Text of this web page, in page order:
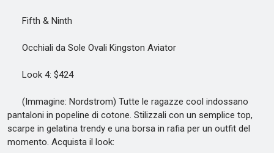
Fifth & Ninth
Occhiali da Sole Ovali Kingston Aviator
Look 4: $424
(Immagine: Nordstrom) Tutte le ragazze cool indossano
pantaloni in popeline di cotone. Stilizzali con un semplice top,
scarpe in gelatina trendy e una borsa in rafia per un outfit del
momento. Acquista il look: